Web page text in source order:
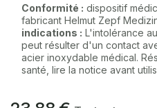
Conformité : dispositif
fabricant Helmut Zepf
indications : L'intolérance
peut résulter d'un contact
acier inoxydable médical.
santé, lire la notice avant